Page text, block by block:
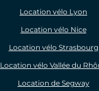
Location vélo Lyon
Location vélo Nice
Location vélo Strasbourg
Location vélo Vallée du
Location de Segway